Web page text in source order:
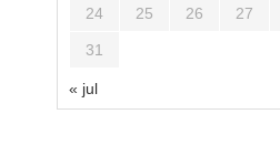
24 25 26 27
31
« jul